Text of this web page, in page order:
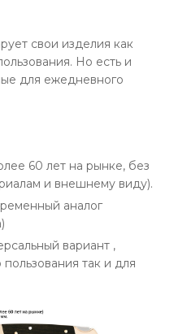
свои изделия как
Но есть и
для ежедневного
60 лет на рынке, без
и внешнему виду).
аналог
вариант ,
так и для